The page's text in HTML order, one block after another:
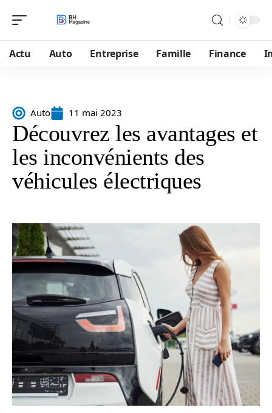
Actu Auto Entreprise Famille Finance
Auto 11 mai 2023
Découvrez les avantages et
les inconvénients des
véhicules électriques